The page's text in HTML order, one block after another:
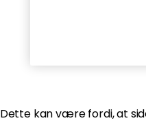
Vi
Dette kan være fordi, at